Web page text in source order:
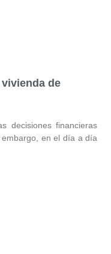
de
decisiones financieras
en el día a día